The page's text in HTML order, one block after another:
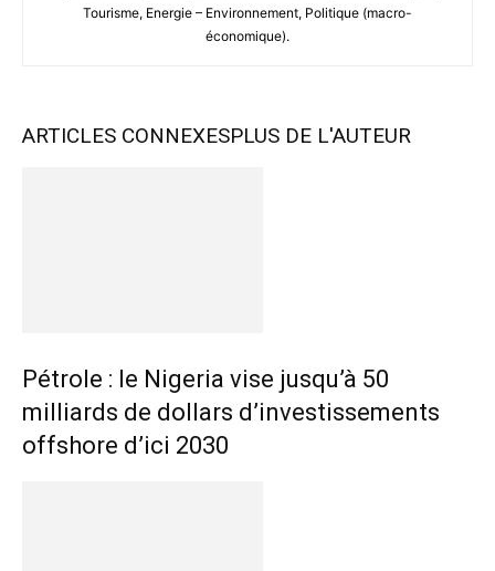
Tourisme, Energie – Environnement, Politique (macro-
économique).
ARTICLES CONNEXESPLUS DE L'AUTEUR
Pétrole : le Nigeria vise jusqu’à 50
milliards de dollars d’investissements
offshore d’ici 2030